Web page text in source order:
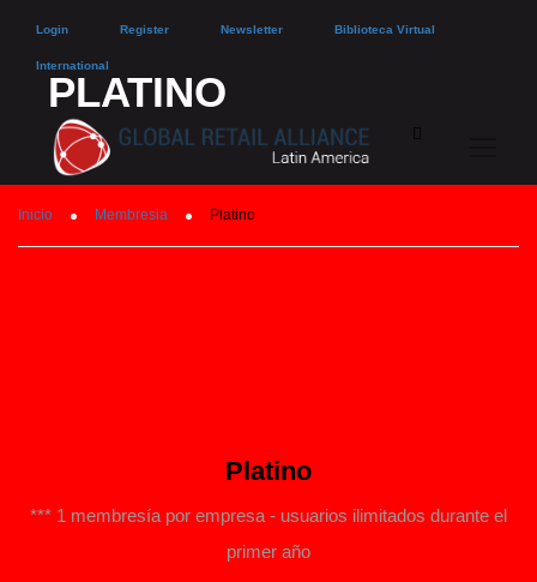
Login Register Newsletter Biblioteca Virtual
International
PLATINO
Inicio Membresia Platino
Platino
*** 1 membresía por empresa - usuarios ilimitados durante el
primer año